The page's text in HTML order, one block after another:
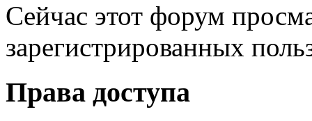
Сейчас этот форум
зарегистрированных
Права доступа